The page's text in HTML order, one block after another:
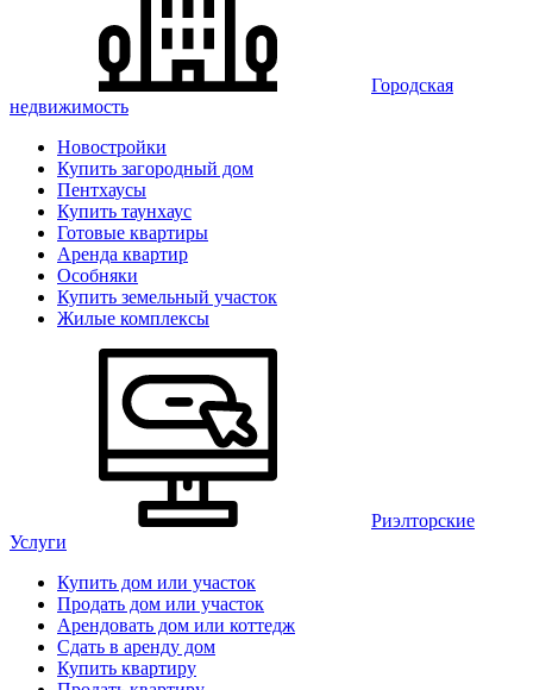
Городская
недвижимость
Новостройки
Купить загородный дом
Пентхаусы
Купить таунхаус
Готовые квартиры
Аренда квартир
Особняки
Купить земельный участок
Жилые комплексы
Риэлторские
Услуги
Купить дом или участок
Продать дом или участок
Арендовать дом или коттедж
Сдать в аренду дом
Купить квартиру